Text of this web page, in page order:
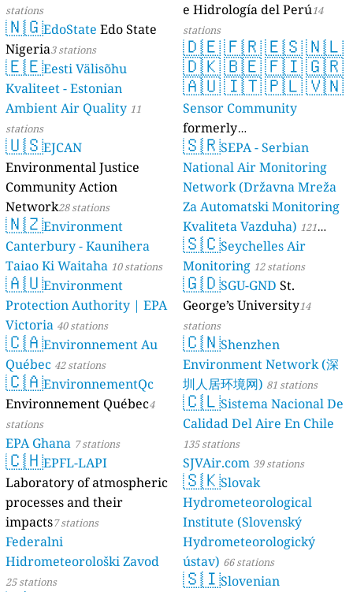
stations
🇳🇬EdoState Edo State
Nigeria3 stations
🇪🇪Eesti Välisõhu
Kvaliteet - Estonian
Ambient Air Quality 11
stations
🇺🇸EJCAN
Environmental Justice
Community Action
Network28 stations
🇳🇿Environment
Canterbury - Kaunihera
Taiao Ki Waitaha 10 stations
🇦🇺Environment
Protection Authority | EPA
Victoria 40 stations
🇨🇦Environnement Au
Québec 42 stations
🇨🇦EnvironnementQc
Environnement Québec4
stations
EPA Ghana 7 stations
🇨🇭EPFL-LAPI
Laboratory of atmospheric
processes and their
impacts7 stations
Federalni
Hidrometeorološki Zavod
25 stations
e Hidrología del Perú14
stations
🇩🇪🇫🇷🇪🇸🇳🇱
🇩🇰🇧🇪🇫🇮🇬🇷
🇦🇺🇮🇹🇵🇱🇻🇳
Sensor Community
formerly
luftdaten.info35819 stations
🇸🇷SEPA - Serbian
National Air Monitoring
Network (Državna Mreža
Za Automatski Monitoring
Kvaliteta Vazduha) 121
stations
🇸🇨Seychelles Air
Monitoring 12 stations
🇬🇩SGU-GND St.
George’s University14
stations
🇨🇳Shenzhen
Environment Network (深
圳人居环境网) 81 stations
🇨🇱Sistema Nacional De
Calidad Del Aire En Chile
135 stations
SJVAir.com 39 stations
🇸🇰Slovak
Hydrometeorological
Institute (Slovenský
Hydrometeorologický
ústav) 66 stations
🇸🇮Slovenian